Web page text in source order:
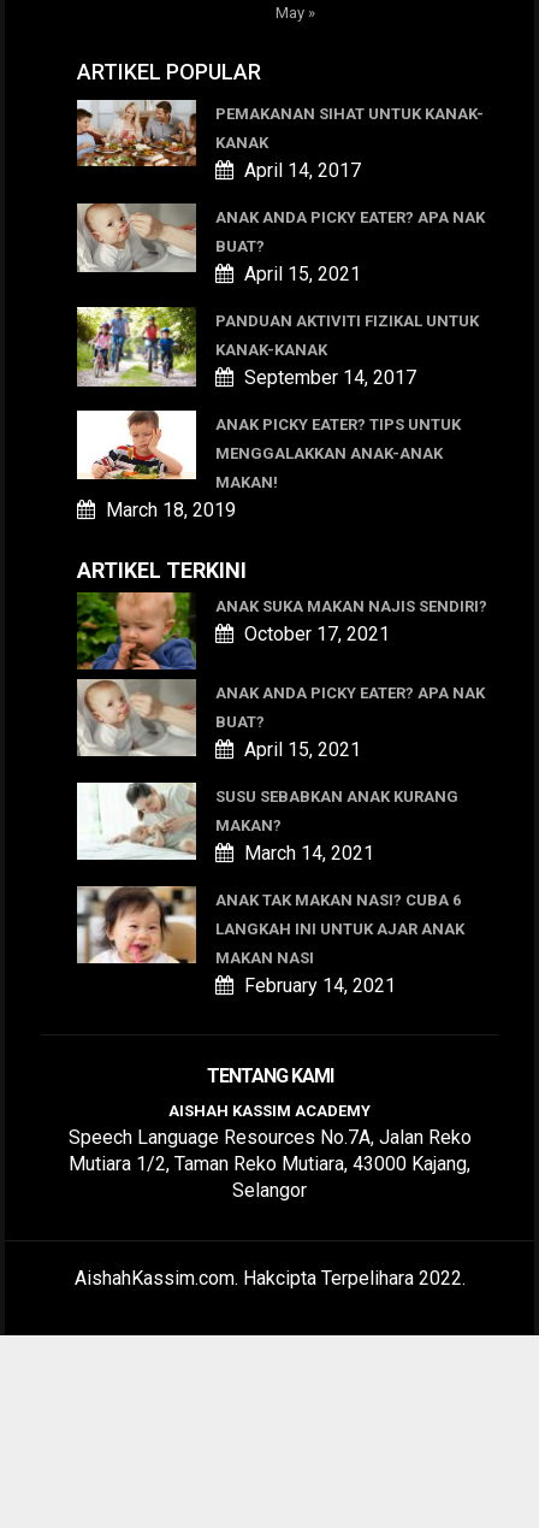
May »
ARTIKEL POPULAR
PEMAKANAN SIHAT UNTUK KANAK-
KANAK
April 14, 2017
ANAK ANDA PICKY EATER? APA NAK
BUAT?
April 15, 2021
PANDUAN AKTIVITI FIZIKAL UNTUK
KANAK-KANAK
September 14, 2017
ANAK PICKY EATER? TIPS UNTUK
MENGGALAKKAN ANAK-ANAK
MAKAN!
March 18, 2019
ARTIKEL TERKINI
ANAK SUKA MAKAN NAJIS SENDIRI?
October 17, 2021
ANAK ANDA PICKY EATER? APA NAK
BUAT?
April 15, 2021
SUSU SEBABKAN ANAK KURANG
MAKAN?
March 14, 2021
ANAK TAK MAKAN NASI? CUBA 6
LANGKAH INI UNTUK AJAR ANAK
MAKAN NASI
February 14, 2021
TENTANG KAMI
AISHAH KASSIM ACADEMY
Speech Language Resources No.7A, Jalan Reko
Mutiara 1/2, Taman Reko Mutiara, 43000 Kajang,
Selangor
AishahKassim.com. Hakcipta Terpelihara 2022.